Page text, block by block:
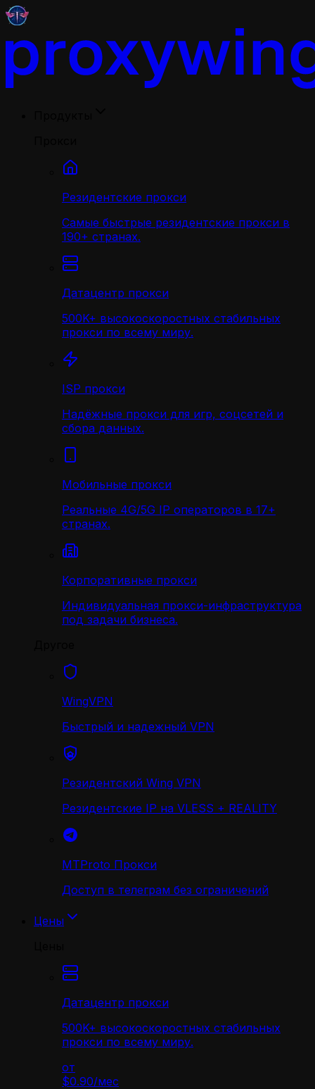
Резидентские прокси
Самые быстрые резидентские прокси в
190+ странах.
Датацентр прокси
500K+ высокоскоростных стабильных
прокси по всему миру.
ISP прокси
Надёжные прокси для игр, соцсетей и
сбора данных.
Мобильные прокси
Реальные 4G/5G IP операторов в 17+
странах.
Корпоративные прокси
Индивидуальная прокси-инфраструктура
под задачи бизнеса.
WingVPN
Быстрый и надежный VPN
Резидентский Wing VPN
Резидентские IP на VLESS + REALITY
MTProto Прокси
Доступ в телеграм без ограничений
Цены
Датацентр прокси
500K+ высокоскоростных стабильных
прокси по всему миру.
от
$0.90/мес